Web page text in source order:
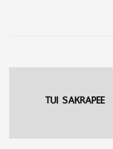
TUI SAKRAPEE